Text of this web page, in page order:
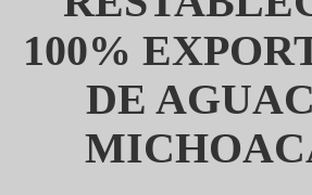
100%
DE